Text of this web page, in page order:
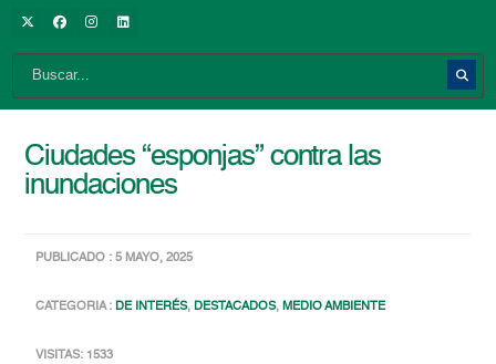
Ciudades “esponjas” contra las
inundaciones
PUBLICADO : 5 MAYO, 2025
CATEGORIA :DE INTERÉS,DESTACADOS,MEDIO AMBIENTE
VISITAS: 1533